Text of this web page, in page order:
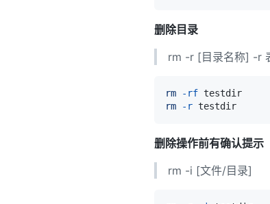
删除目录
rm -r [目录名称] -r
rm -rf
rm
-r
删除操作前有确认提示
rm -i [文件/目录]